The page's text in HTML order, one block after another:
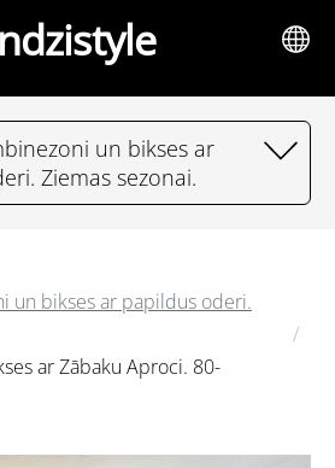
un bikses ar
Ziemas sezonai.
un bikses ar papildus oderi.
ar Zābaku Aproci. 80-